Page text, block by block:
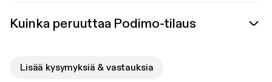
Kuinka peruuttaa Podimo-tilaus
Lisää kysymyksiä & vastauksia